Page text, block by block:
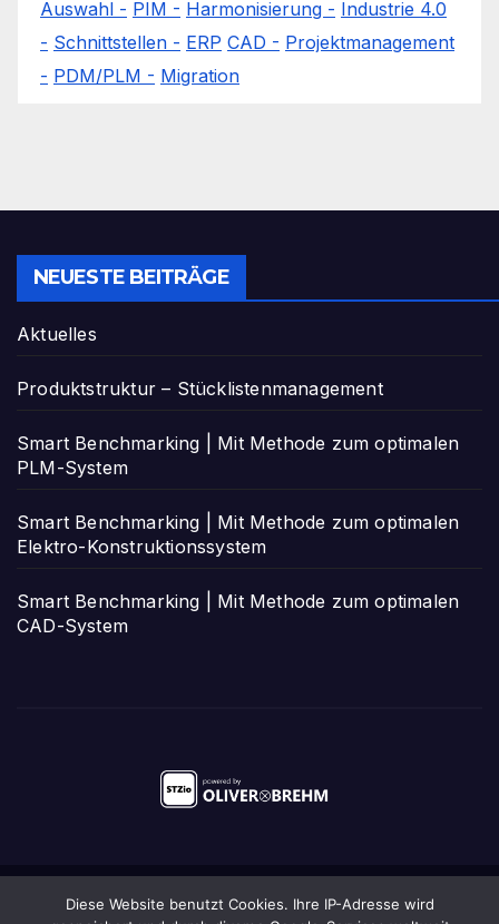
Auswahl - PIM - Harmonisierung - Industrie 4.0
- Schnittstellen - ERP CAD - Projektmanagement
- PDM/PLM - Migration
NEUESTE BEITRÄGE
Aktuelles
Produktstruktur – Stücklistenmanagement
Smart Benchmarking | Mit Methode zum optimalen
PLM-System
Smart Benchmarking | Mit Methode zum optimalen
Elektro-Konstruktionssystem
Smart Benchmarking | Mit Methode zum optimalen
CAD-System
Stolz präsentiert von WordPress|Theme:Newsupvon
Diese Website benutzt Cookies. Ihre IP-Adresse wird